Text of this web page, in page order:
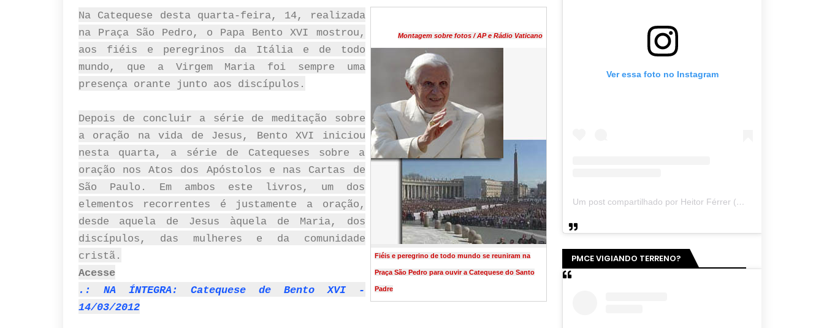
Montagem sobre fotos / AP e Rádio Vaticano
Fiéis e peregrino de todo mundo se reuniram na
Praça São Pedro para ouvir a Catequese do Santo
Padre
Na Catequese desta quarta-feira, 14, realizada
na Praça São Pedro, o Papa Bento XVI mostrou,
aos fiéis e peregrinos da Itália e de todo
mundo, que a Virgem Maria foi sempre uma
presença orante junto aos discípulos.
Depois de concluir a série de meditação sobre
a oração na vida de Jesus, Bento XVI iniciou
nesta quarta, a série de Catequeses sobre a
oração nos Atos dos Apóstolos e nas Cartas de
São Paulo. Em ambos este livros, um dos
elementos recorrentes é justamente a oração,
desde aquela de Jesus àquela de Maria, dos
discípulos, das mulheres e da comunidade
cristã.
Acesse
.: NA ÍNTEGRA: Catequese de Bento XVI -
14/03/2012
Ver essa foto no Instagram
Um post compartilhado por Heitor Férrer (@heitor_ferrer77)
PMCE VIGIANDO TERRENO?